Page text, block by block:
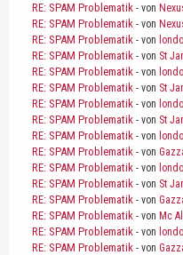
RE: SPAM Problematik - von
RE: SPAM Problematik - von
RE: SPAM Problematik - von
RE: SPAM Problematik - von St
RE: SPAM Problematik - von
RE: SPAM Problematik - von St
RE: SPAM Problematik - von
RE: SPAM Problematik - von St
RE: SPAM Problematik - von
RE: SPAM Problematik - von
RE: SPAM Problematik - von
RE: SPAM Problematik - von St
RE: SPAM Problematik - von
RE: SPAM Problematik - von Mc
RE: SPAM Problematik - von
RE: SPAM Problematik - von